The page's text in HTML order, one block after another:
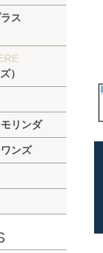
ス
）
リンダ
ンズ